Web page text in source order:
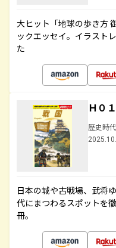
大ヒット「地球の歩き方
ックエッセイ。イラスト
た
Ｈ０
歴史時代
日本の城や古戦場、武将
代にまつわるスポットを
冊。